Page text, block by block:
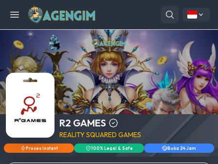
Open menu
R2 GAMES
REALITY SQUARED GAMES
Proses Instant 100% Legal & Safe Buka 24 Jam